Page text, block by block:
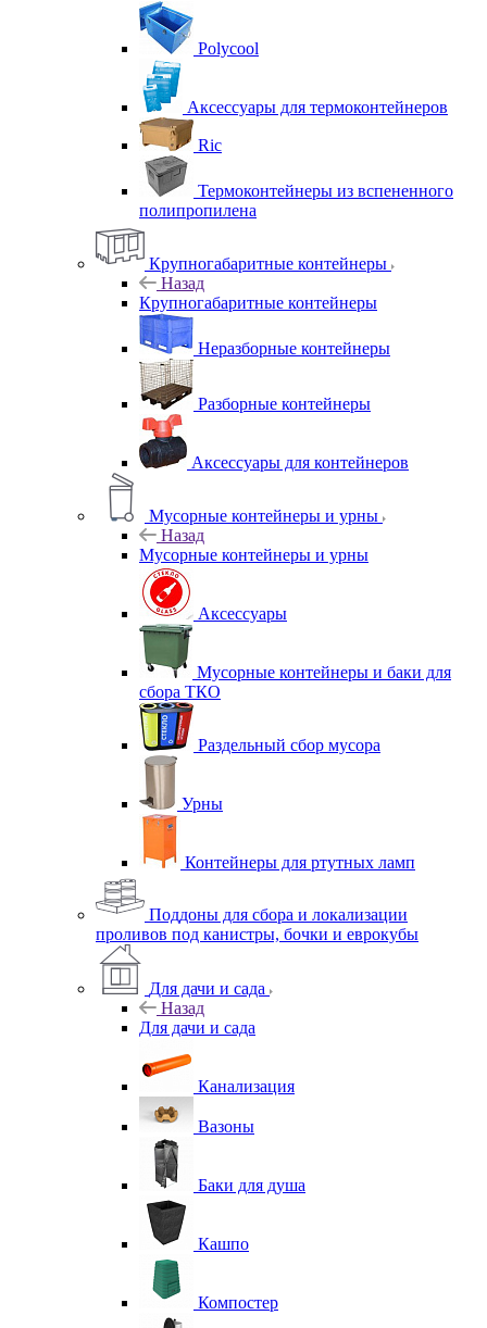
Polycool
Аксессуары для термоконтейнеров
Ric
Термоконтейнеры из вспененного
полипропилена
Крупногабаритные контейнеры
Назад
Крупногабаритные контейнеры
Неразборные контейнеры
Разборные контейнеры
Аксессуары для контейнеров
Мусорные контейнеры и урны
Назад
Мусорные контейнеры и урны
Аксессуары
Мусорные контейнеры и баки для
сбора ТКО
Раздельный сбор мусора
Урны
Контейнеры для ртутных ламп
Поддоны для сбора и локализации
проливов под канистры, бочки и еврокубы
Для дачи и сада
Назад
Для дачи и сада
Канализация
Вазоны
Баки для душа
Кашпо
Компостер